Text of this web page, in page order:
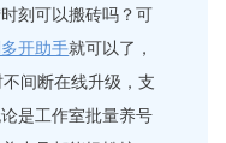
刻可以搬砖吗？可
开助手就可以了，
间断在线升级，支
是工作室批量养号